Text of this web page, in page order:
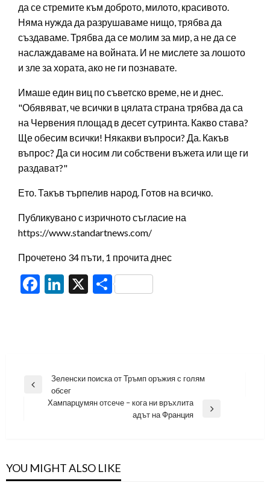
да се стремите към доброто, милото, красивото.
Няма нужда да разрушаваме нищо, трябва да
създаваме. Трябва да се молим за мир, а не да се
наслаждаваме на войната. И не мислете за лошото
и зле за хората, ако не ги познавате.
Имаше един виц по съветско време, не и днес.
"Обявяват, че всички в цялата страна трябва да са
на Червения площад в десет сутринта. Какво става?
Ще обесим всички! Някакви въпроси? Да. Какъв
въпрос? Да си носим ли собствени въжета или ще ги
раздават?"
Ето. Такъв търпелив народ. Готов на всичко.
Публикувано с изричното съгласие на
https://www.standartnews.com/
Прочетено 34 пъти, 1 прочита днес
Facebook
LinkedIn
X Share
Навигация
Previous
Зеленски поиска от Тръмп оръжия с голям
обсег
Хампарцумян отсече – кога ни връхлита
адът на Франция
YOU MIGHT ALSO LIKE